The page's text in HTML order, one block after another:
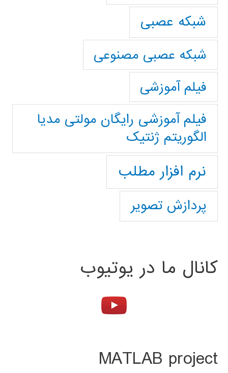
شبکه عصبی
شبکه عصبی مصنوعی
فیلم آموزشی
فیلم آموزشی رایگان مولتی مدیا
الگوریتم ژنتیک
نرم افزار مطلب
پردازش تصویر
کانال ما در یوتیوب
MATLAB project